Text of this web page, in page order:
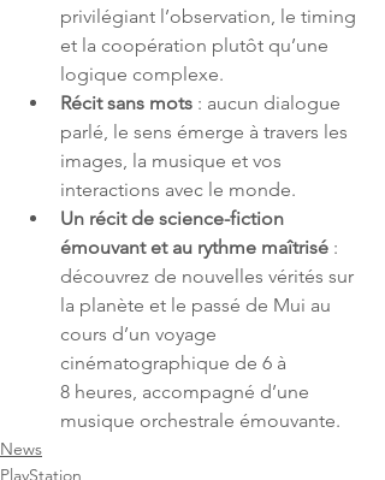
privilégiant l’observation, le timing
et la coopération plutôt qu’une
logique complexe.
Récit sans mots : aucun dialogue
parlé, le sens émerge à travers les
images, la musique et vos
interactions avec le monde.
Un récit de science-fiction
émouvant et au rythme maîtrisé :
découvrez de nouvelles vérités sur
la planète et le passé de Mui au
cours d’un voyage
cinématographique de 6 à
8 heures, accompagné d’une
musique orchestrale émouvante.
News
PlayStation